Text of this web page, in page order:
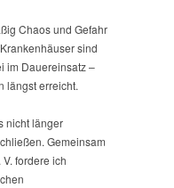
Chaos und Gefahr
sind
im Dauereinsatz –
längst erreicht.
nicht länger
Gemeinsam
fordere ich